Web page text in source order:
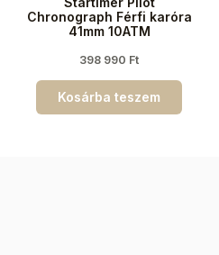
Chronograph Férfi karóra
41mm 10ATM
398 990 Ft
Kosárba teszem